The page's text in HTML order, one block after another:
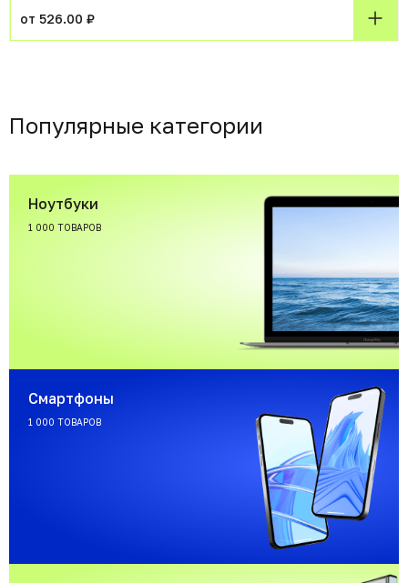
от 526.00 ₽
Популярные категории
Ноутбуки
1 000 ТОВАРОВ
Смартфоны
1 000 ТОВАРОВ